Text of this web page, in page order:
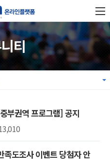
티
부권역 프로그램] 공지
도조사 이벤트 당첨자 안